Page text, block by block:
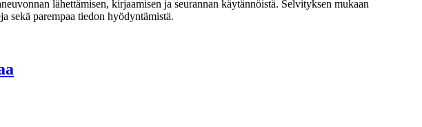
lähettämisen, kirjaamisen ja seurannan käytännöistä. Selvityksen mukaan
sekä parempaa tiedon hyödyntämistä.